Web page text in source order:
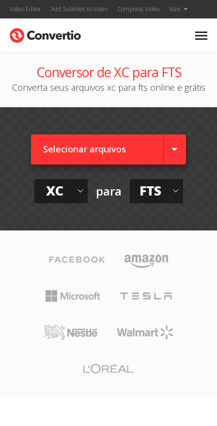
Video Editor Add Subtitles to Video Compress Video Mais
Conversor de XC para FTS
Converta seus arquivos xc para fts online e grátis
Selecionar arquivos
XC para FTS